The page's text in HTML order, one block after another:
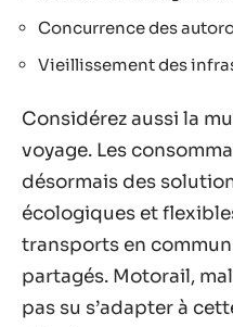
Concurrence des
Vieillissement des
Considérez aussi la
voyage. Les
désormais des
écologiques et
transports en
partagés. Motorail,
pas su s’adapter à